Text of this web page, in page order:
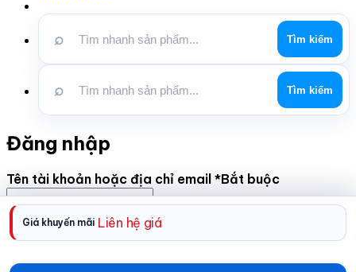
Giá khuyến mãi Liên hệ giá
⌕ Tìm kiếm
⌕ Tìm kiếm
Đăng nhập
Tên tài khoản hoặc địa chỉ email *Bắt buộc
Mật khẩu* Bắt buộc